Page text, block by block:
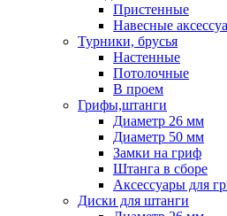
Пристенные
Навесные
Турники, брусья
Настенные
Потолочные
В проем
Грифы,штанги
Диаметр 26 мм
Диаметр 50 мм
Замки на гриф
Штанга в сборе
Аксессуары для
Диски для штанги